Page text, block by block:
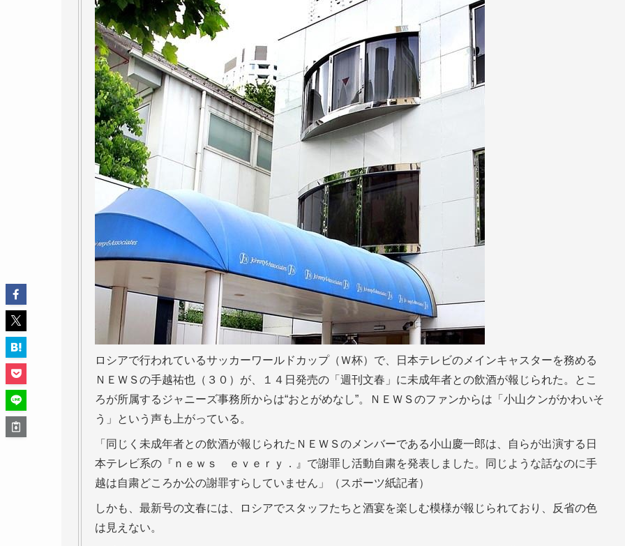
ロシアで行われているサッカーワールドカップ（Ｗ杯）で、日本テレビのメインキャスターを務める
ＮＥＷＳの手越祐也（３０）が、１４日発売の「週刊文春」に未成年者との飲酒が報じられた。とこ
ろが所属するジャニーズ事務所からは“おとがめなし”。ＮＥＷＳのファンからは「小山クンがかわいそ
う」という声も上がっている。
「同じく未成年者との飲酒が報じられたＮＥＷＳのメンバーである小山慶一郎は、自らが出演する日
本テレビ系の『ｎｅｗｓ ｅｖｅｒｙ．』で謝罪し活動自粛を発表しました。同じような話なのに手
越は自粛どころか公の謝罪すらしていません」（スポーツ紙記者）
しかも、最新号の文春には、ロシアでスタッフたちと酒宴を楽しむ模様が報じられており、反省の色
は見えない。